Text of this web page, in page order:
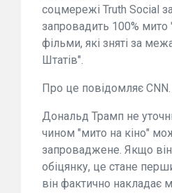
соцмережі Truth Social
запровадить 100% мито
фільми, які зняті за
Штатів".
Про це повідомляє CNN.
Дональд Трамп не
чином "мито на кіно"
запроваджене. Якщо
обіцянку, це стане
він фактично накладає